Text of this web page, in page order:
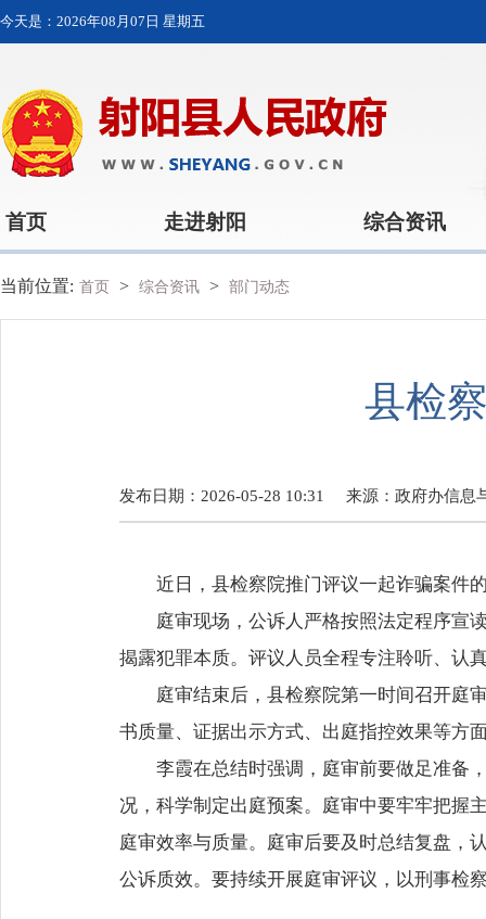
今天是： 2026年08月07日 星期五
首页 走进射阳 综合资讯
当前位置: 首页 > 综合资讯 > 部门动态
县检
发布日期：2026-05-28 10:31 来源： 政府办信息
近日，县检察院推门评议一起诈骗案件的
庭审现场，公诉人严格按照法定程序宣读
揭露犯罪本质。评议人员全程专注聆听、认
庭审结束后，县检察院第一时间召开庭审
书质量、证据出示方式、出庭指控效果等方
李霞在总结时强调，庭审前要做足准备，
况，科学制定出庭预案。庭审中要牢牢把握
庭审效率与质量。庭审后要及时总结复盘，
公诉质效。要持续开展庭审评议，以刑事检